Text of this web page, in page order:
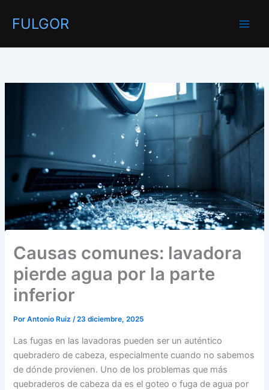
FULGOR
Causas comunes: lavadora
pierde agua por la parte
inferior
PorAntonio Ruiz/23 diciembre, 2025
Las fugas en las lavadoras pueden ser un auténtico
quebradero de cabeza, especialmente cuando no sabemos
de dónde provienen. Uno de los problemas que más
quebraderos de cabeza da es el goteo o fuga de agua por